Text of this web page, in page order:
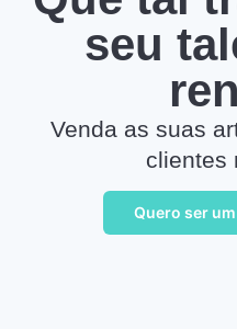
seu
Venda as suas
clientes
Quero ser